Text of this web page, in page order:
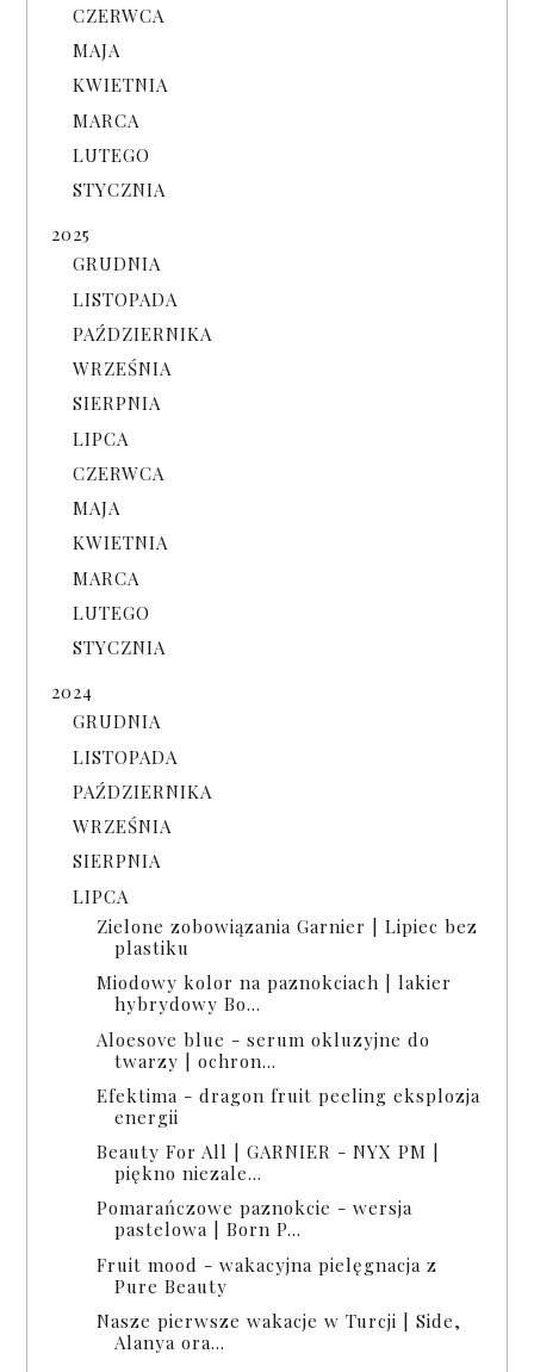
CZERWCA
MAJA
KWIETNIA
MARCA
LUTEGO
STYCZNIA
2025
GRUDNIA
LISTOPADA
PAŹDZIERNIKA
WRZEŚNIA
SIERPNIA
LIPCA
CZERWCA
MAJA
KWIETNIA
MARCA
LUTEGO
STYCZNIA
2024
GRUDNIA
LISTOPADA
PAŹDZIERNIKA
WRZEŚNIA
SIERPNIA
LIPCA
Zielone zobowiązania Garnier | Lipiec bez
plastiku
Miodowy kolor na paznokciach | lakier
hybrydowy Bo...
Aloesove blue - serum okluzyjne do
twarzy | ochron...
Efektima - dragon fruit peeling eksplozja
energii
Beauty For All | GARNIER - NYX PM |
piękno niezale...
Pomarańczowe paznokcie - wersja
pastelowa | Born P...
Fruit mood - wakacyjna pielęgnacja z
Pure Beauty
Nasze pierwsze wakacje w Turcji | Side,
Alanya ora...